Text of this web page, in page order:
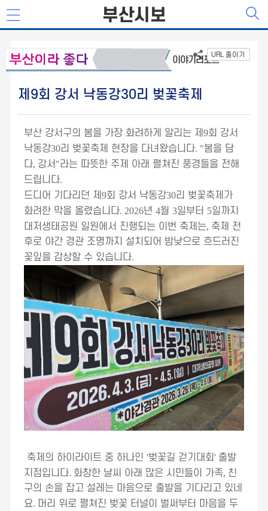
부산시보
URL 줄이기
이야기리포트
제9회 강서 낙동강30리 벚꽃축제
부산 강서구의 봄을 가장 화려하게 알리는 제 9회 강서
낙동강30리 벚꽃축제 현장을 다녀왔습니다. "봄을 담
다, 강서 "라는 따뜻한 주제 아래 펼쳐진 풍경들을 전해
드립니다.
드디어 기다리던 제 9회 강서 낙동강30리 벚꽃축제가
화려한 막을 올렸습니다. 2026년 4월 3일부터 5일까지
대저생태공원 일원에서 진행되는 이번 축제는, 축제 전
후로 야간 경관 조명까지 설치되어 밤낮으로 흐드러진
꽃잎을 감상할 수 있습니다.
축제의 하이라이트 중 하나인 '벚꽃길 걷기대회' 출발
지점입니다. 화창한 날씨 아래 많은 시민들이 가족, 친
구의 손을 잡고 설레는 마음으로 출발을 기다리고 있네
요. 머리 위로 펼쳐진 벚꽃 터널이 벌써부터 마음을 두